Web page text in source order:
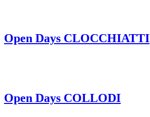
Open Days CLOCCHIATTI
Open Days COLLODI